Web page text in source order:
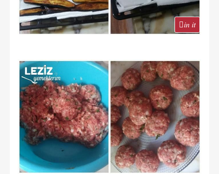
in it